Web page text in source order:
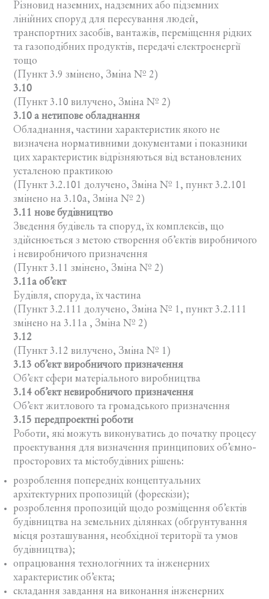
Різновид наземних, надземних або підземних
лінійних споруд для пересування людей,
транспортних засобів, вантажів, переміщення рідких
та газоподібних продуктів, передачі електроенергії
тощо
(Пункт 3.9 змінено, Зміна № 2)
3.10
(Пункт 3.10 вилучено, Зміна № 2)
3.10 а нетипове обладнання
Обладнання, частини характеристик якого не
визначена нормативними документами і показники
цих характеристик відрізняються від встановлених
усталеною практикою
(Пункт 3.2.101 долучено, Зміна № 1, пункт 3.2.101
змінено на 3.10а, Зміна № 2)
3.11 нове будівництво
Зведення будівель та споруд, їх комплексів, що
здійснюється з метою створення об’єктів виробничого
і невиробничого призначення
(Пункт 3.11 змінено, Зміна № 2)
3.11а об’єкт
Будівля, споруда, їх частина
(Пункт 3.2.111 долучено, Зміна № 1, пункт 3.2.111
змінено на 3.11а , Зміна № 2)
3.12
(Пункт 3.12 вилучено, Зміна № 1)
3.13 об’єкт виробничого призначення
Об’єкт сфери матеріального виробництва
3.14 об’єкт невиробничого призначення
Об’єкт житлового та громадського призначення
3.15 передпроектні роботи
Роботи, які можуть виконуватись до початку процесу
проектування для визначення принципових об’ємно-
просторових та містобудівних рішень:
розроблення попередніх концептуальних
архітектурних пропозицій (форескізи);
розроблення пропозицій щодо розміщення об’єктів
будівництва на земельних ділянках (обґрунтування
місця розташування, необхідної території та умов
будівництва);
опрацювання технологічних та інженерних
характеристик об’єкта;
складання завдання на виконання інженерних